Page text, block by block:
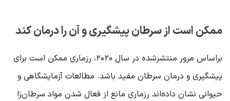
ممکن است از سرطان پیشگیری و آن را درمان کند
براساس مرور منتشرشده در سال ۲۰۲۰، رزماری ممکن است برای
پیشگیری و درمان سرطان مفید باشد. مطالعات آزمایشگاهی و
حیوانی نشان داده‌اند رزماری مانع از فعال شدن مواد سرطان‌زا